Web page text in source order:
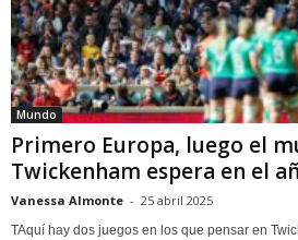
Mundo
Primero Europa, luego el
Twickenham espera en el
Vanessa Almonte - 25 abril 2025
TAquí hay dos juegos en los que pensar en